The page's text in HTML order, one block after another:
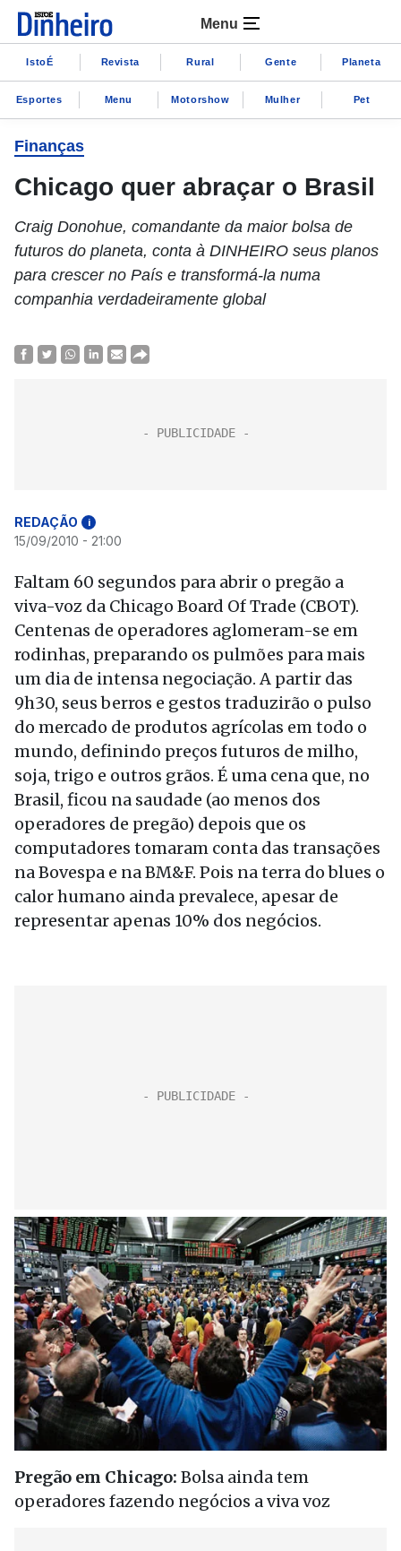
Menu
IstoÉ Revista Rural Gente Planeta
Esportes Menu Motorshow Mulher Pet
Finanças
Chicago quer abraçar o Brasil
Craig Donohue, comandante da maior bolsa de
futuros do planeta, conta à DINHEIRO seus planos
para crescer no País e transformá-la numa
companhia verdadeiramente global
REDAÇÃO i
15/09/2010 - 21:00
Faltam 60 segundos para abrir o pregão a
viva-voz da Chicago Board Of Trade (CBOT).
Centenas de operadores aglomeram-se em
rodinhas, preparando os pulmões para mais
um dia de intensa negociação. A partir das
9h30, seus berros e gestos traduzirão o pulso
do mercado de produtos agrícolas em todo o
mundo, definindo preços futuros de milho,
soja, trigo e outros grãos. É uma cena que, no
Brasil, ficou na saudade (ao menos dos
operadores de pregão) depois que os
computadores tomaram conta das transações
na Bovespa e na BM&F. Pois na terra do blues o
calor humano ainda prevalece, apesar de
representar apenas 10% dos negócios.
Pregão em Chicago: Bolsa ainda tem
operadores fazendo negócios a viva voz